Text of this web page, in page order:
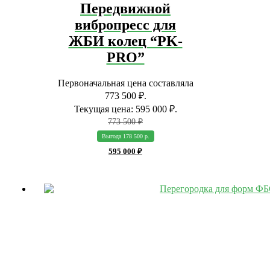
Передвижной
вибропресс для
ЖБИ колец “PK-
PRO”
773 500₽
Первоначальная цена составляла
773 500 ₽.
Выгода 178 500 р.
595 000 ₽
Текущая цена: 595 000 ₽.